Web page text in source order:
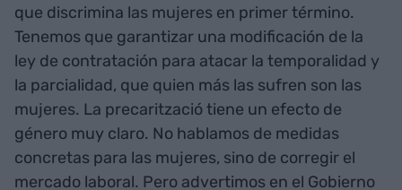
que discrimina las mujeres en primer término.
Tenemos que garantizar una modificación de la
ley de contratación para atacar la temporalidad y
la parcialidad, que quien más las sufren son las
mujeres. La precarització tiene un efecto de
género muy claro. No hablamos de medidas
concretas para las mujeres, sino de corregir el
mercado laboral. Pero advertimos en el Gobierno